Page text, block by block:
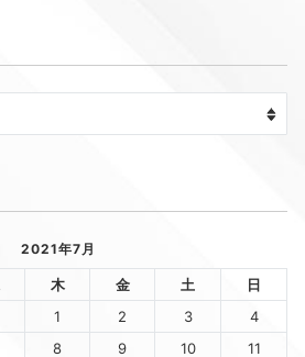
2021年7月
木 金 土
日
1
2 3
4
8 9 10 11